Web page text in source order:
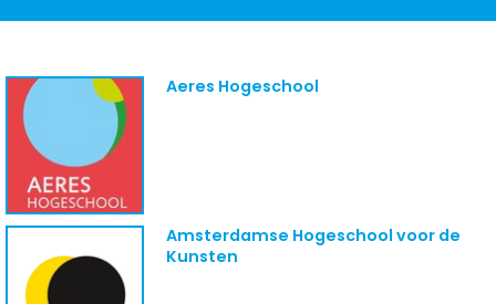
Aeres Hogeschool
Amsterdamse Hogeschool voor de
Kunsten